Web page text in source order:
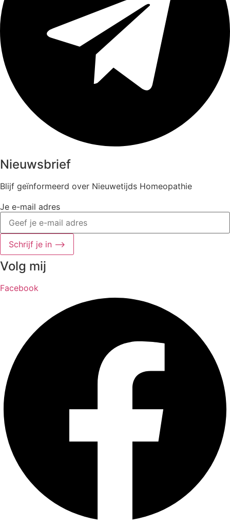
Nieuwsbrief
Blijf geïnformeerd over Nieuwetijds Homeopathie
Je e-mail adres
Schrijf je in ⟶
Volg mij
Facebook